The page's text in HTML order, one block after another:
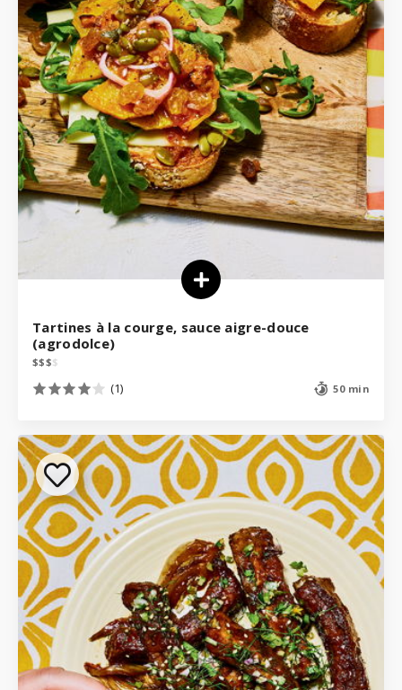
Tartines à la courge, sauce aigre-douce
(agrodolce)
$$$$
(1) 50 min